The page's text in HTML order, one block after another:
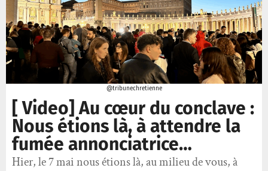
@tribunechretienne
[ Video] Au cœur du conclave :
Nous étions là, à attendre la
fumée annonciatrice…
Hier, le 7 mai nous étions là, au milieu de vous, à